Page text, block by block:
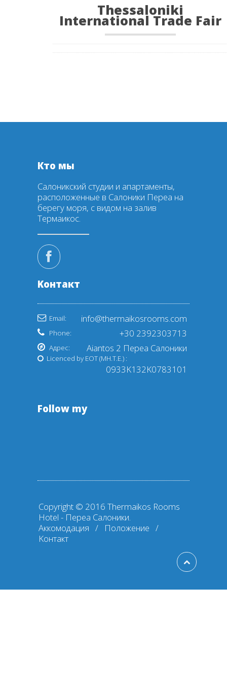
Thessaloniki
International Trade Fair
Кто мы
Салоникский студии и апартаменты,
расположенные в Салоники Переа на
берегу моря, с видом на залив
Термаикос.
Kонтакт
Email: info@thermaikosrooms.com
Phone: +30 2392303713
Адрес: Aiantos 2 Переа Салоники
Licenced by EOT (ΜΗ.Τ.Ε.) :
0933Κ132Κ0783101
Follow my
Copyright © 2016 Thermaikos Rooms
Hotel - Переа Салоники.
Аккомодация / Положение /
Kонтакт